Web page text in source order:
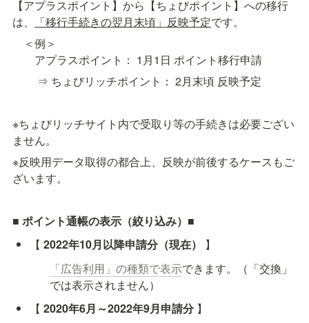
【アプラスポイント】から【ちょびポイント】への移行
は、
「移行手続きの翌月末頃」反映予定です。
＜例＞
アプラスポイント： 1月1日 ポイント移行申請
⇒ ちょびリッチポイント： 2月末頃 反映予定
※ちょびリッチサイト内で受取り等の手続きは必要ござい
ません。
※反映用データ取得の都合上、反映が前後するケースもご
ざいます。
■ ポイント通帳の表示（絞り込み） ■
【 2022年10月以降申請分（現在）
】
「広告利用」の種類で表示できます。（「交換」
では表示されません）
【 2020年6月～2022年9月申請分 】